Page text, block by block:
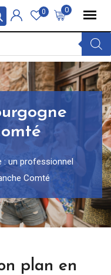
0
0
: un professionnel
Comté
plan en